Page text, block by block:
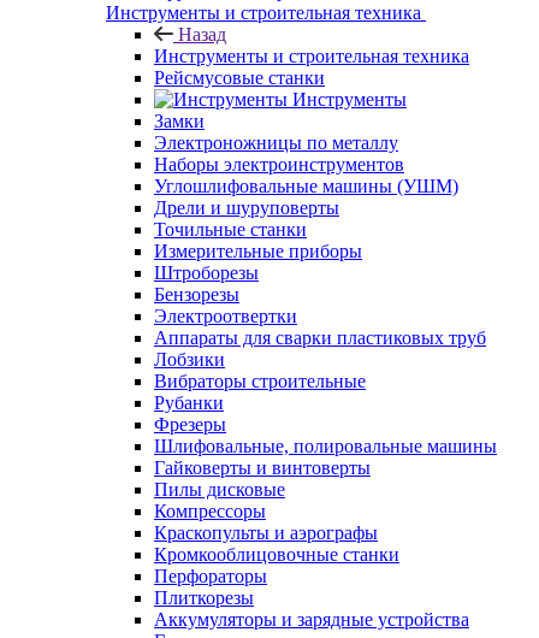
Инструменты и строительная техника
Назад
Инструменты и строительная техника
Рейсмусовые станки
Инструменты
Замки
Электроножницы по металлу
Наборы электроинструментов
Углошлифовальные машины (УШМ)
Дрели и шуруповерты
Точильные станки
Измерительные приборы
Штроборезы
Бензорезы
Электроотвертки
Аппараты для сварки пластиковых труб
Лобзики
Вибраторы строительные
Рубанки
Фрезеры
Шлифовальные, полировальные машины
Гайковерты и винтоверты
Пилы дисковые
Компрессоры
Краскопульты и аэрографы
Кромкооблицовочные станки
Перфораторы
Плиткорезы
Аккумуляторы и зарядные устройства